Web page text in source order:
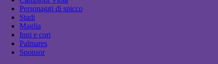
Personaggi di spicco
Stadi
Maglia
Inni e cori
Palmares
Sponsor